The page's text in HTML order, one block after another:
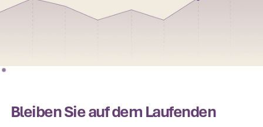
Bleiben Sie auf dem Laufenden